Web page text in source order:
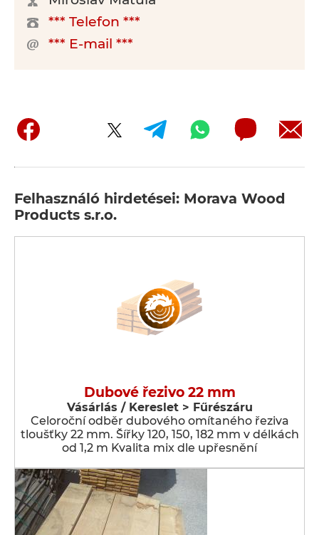
*** Telefon ***
*** E-mail ***
Felhasználó hirdetései: Morava Wood
Products s.r.o.
Dubové řezivo 22 mm
Vásárlás / Kereslet > Fűrészáru
Celoroční odběr dubového omítaného řeziva
tloušťky 22 mm. Šířky 120, 150, 182 mm v délkách
od 1,2 m Kvalita mix dle upřesnění